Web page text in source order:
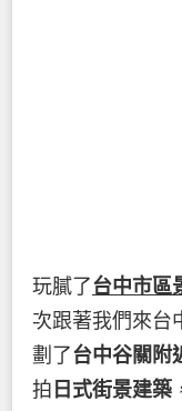
玩膩了台中市區
次跟著我們來台
劃了台中谷關附
拍 日式街景建築